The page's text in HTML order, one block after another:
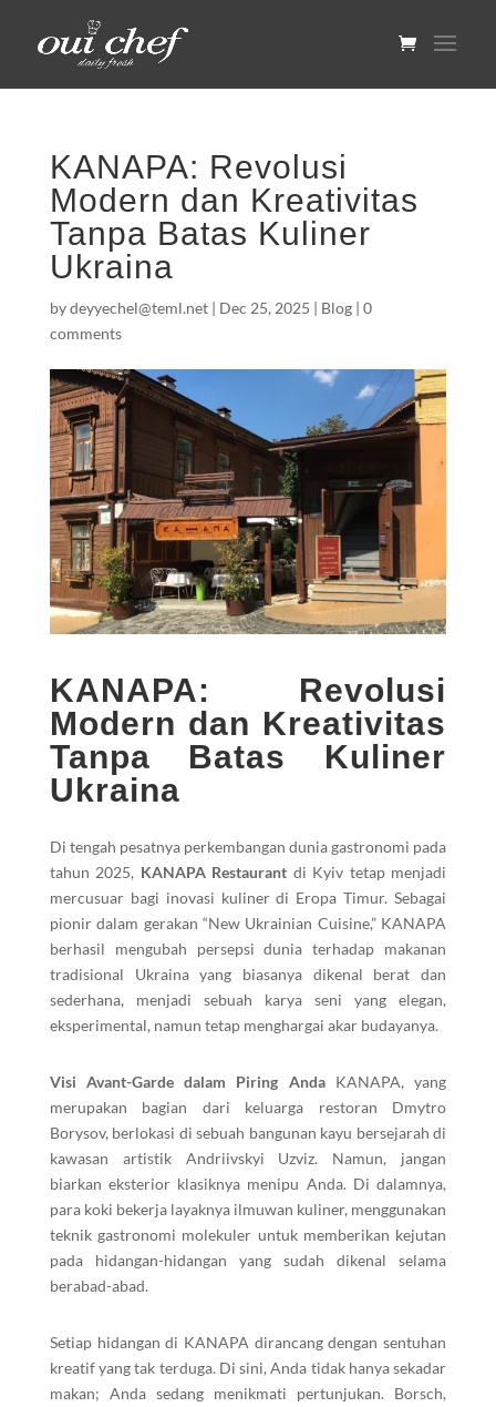
KANAPA: Revolusi
Modern dan Kreativitas
Tanpa Batas Kuliner
Ukraina
bydeyyechel@teml.net| Dec 25, 2025 | Blog| 0
comments
KANAPA: Revolusi
Modern dan Kreativitas
Tanpa Batas Kuliner
Ukraina
Di tengah pesatnya perkembangan dunia gastronomi pada
tahun 2025, KANAPA Restaurant di Kyiv tetap menjadi
mercusuar bagi inovasi kuliner di Eropa Timur. Sebagai
pionir dalam gerakan “New Ukrainian Cuisine,” KANAPA
berhasil mengubah persepsi dunia terhadap makanan
tradisional Ukraina yang biasanya dikenal berat dan
sederhana, menjadi sebuah karya seni yang elegan,
eksperimental, namun tetap menghargai akar budayanya.
Visi Avant-Garde dalam Piring AndaKANAPA, yang
merupakan bagian dari keluarga restoran Dmytro
Borysov, berlokasi di sebuah bangunan kayu bersejarah di
kawasan artistik Andriivskyi Uzviz. Namun, jangan
biarkan eksterior klasiknya menipu Anda. Di dalamnya,
para koki bekerja layaknya ilmuwan kuliner, menggunakan
teknik gastronomi molekuler untuk memberikan kejutan
pada hidangan-hidangan yang sudah dikenal selama
berabad-abad.
Setiap hidangan di KANAPA dirancang dengan sentuhan
kreatif yang tak terduga. Di sini, Anda tidak hanya sekadar
makan; Anda sedang menikmati pertunjukan. Borsch,